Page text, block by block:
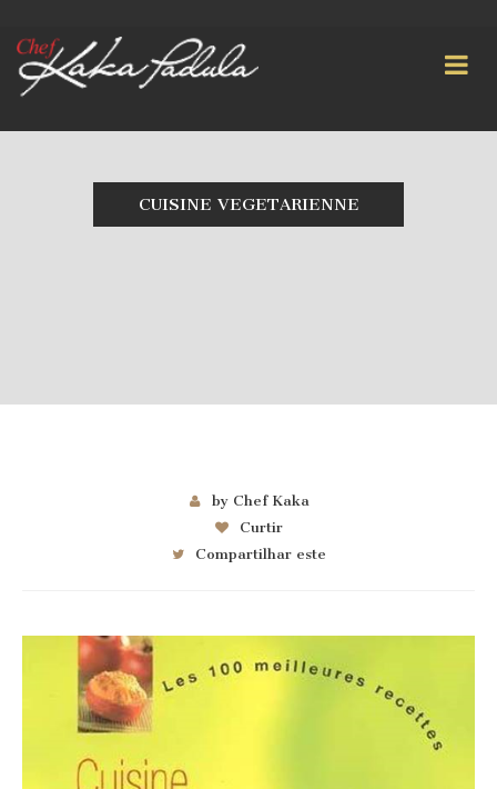
CUISINE VEGETARIENNE
by Chef Kaka
Curtir
Compartilhar este